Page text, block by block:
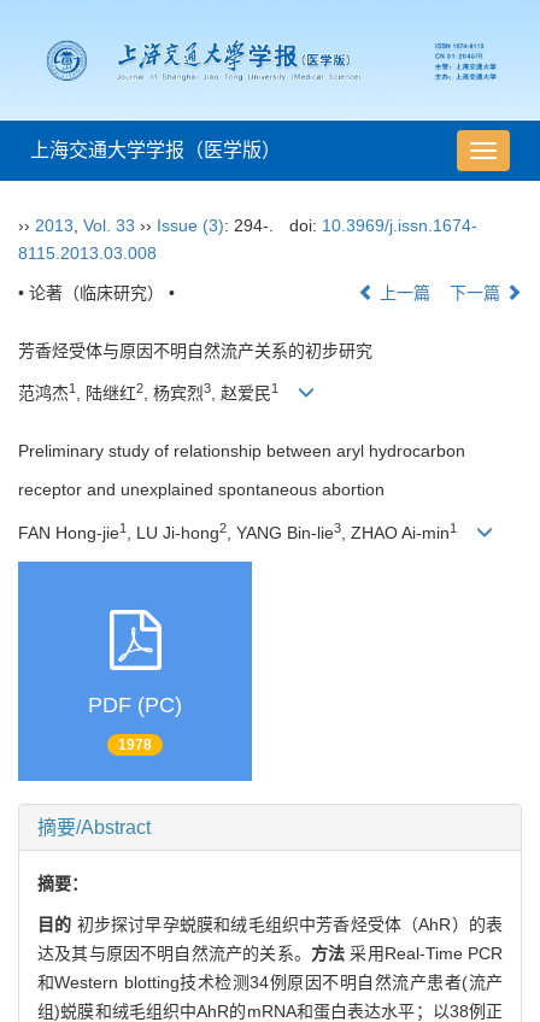
导
航
上海交通大学学报（医学版）
›› 2013 Vol. 33 ›› Issue (3): 294-. doi: 10.3969/j.issn.1674-
8115.2013.03.008
• 论著（临床研究） • 上一篇 下一篇
芳香烃受体与原因不明自然流产关系的初步研究
范鸿杰1 , 陆继红2, 杨宾烈3, 赵爱民1
Preliminary study of relationship between aryl hydrocarbon
receptor and unexplained spontaneous abortion
FAN Hong-jie1 , LU Ji-hong2 , YANG Bin-lie3 , ZHAO Ai-min1
PDF (PC)
1978
摘要/Abstract
摘要：
目的 初步探讨早孕蜕膜和绒毛组织中芳香烃受体（AhR）的表
达及其与原因不明自然流产的关系。 方法采用Real-Time PCR
和Western blotting技术检测34例原因不明自然流产患者(流产
组)蜕膜和绒毛组织中AhR的mRNA和蛋白表达水平；以38例正